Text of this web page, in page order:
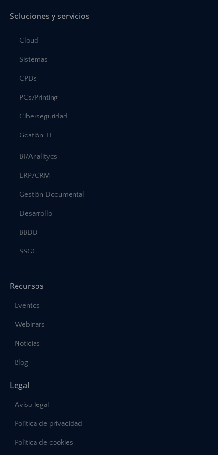
Soluciones y servicios
Cloud
Sistemas
CPDs
PCs/Printing
Ciberseguridad
Gestión TI
BI/Analitycs
ERP/CRM
Gestión Documental
Desarrollo
BBDD
SSGG
Recursos
Eventos
Webinars
Noticias
Blog
Legal
Aviso legal
Política de privacidad
Política de cookies